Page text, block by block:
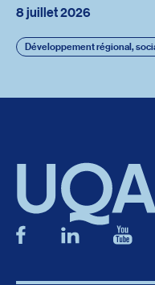
8 juillet 2026
Développement régional,